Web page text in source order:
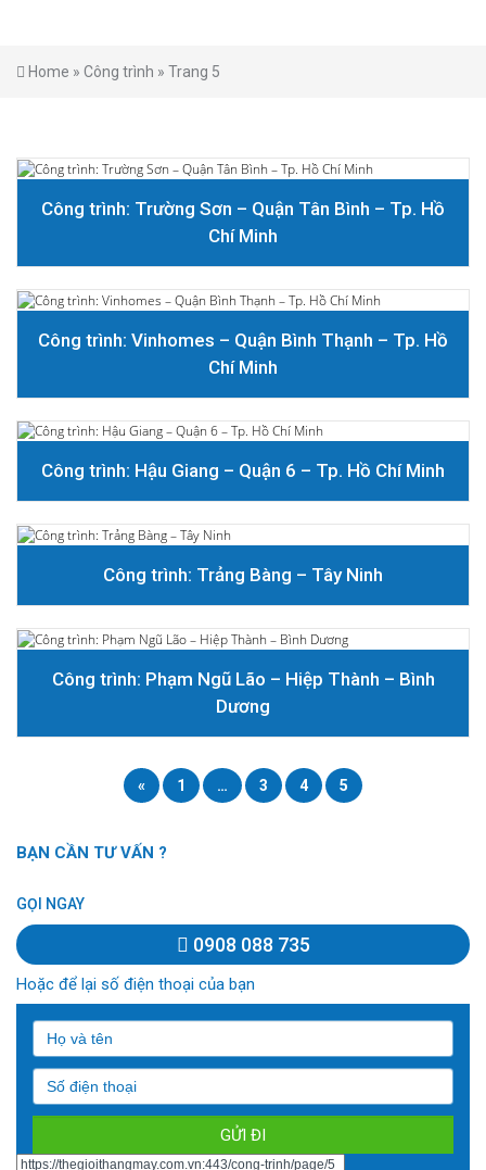
Home » Công trình » Trang 5
Công trình: Trường Sơn – Quận Tân Bình – Tp. Hồ
Chí Minh
Công trình: Vinhomes – Quận Bình Thạnh – Tp. Hồ
Chí Minh
Công trình: Hậu Giang – Quận 6 – Tp. Hồ Chí Minh
Công trình: Trảng Bàng – Tây Ninh
Công trình: Phạm Ngũ Lão – Hiệp Thành – Bình
Dương
« 1 … 3 4 5
BẠN CẦN TƯ VẤN ?
GỌI NGAY
0908 088 735
Hoặc để lại số điện thoại của bạn